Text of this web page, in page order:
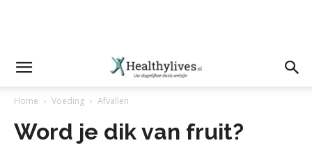
Home Voeding Afvallen
Word je dik van fruit?